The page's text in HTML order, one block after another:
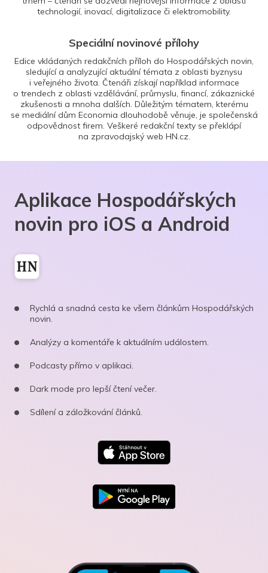
technologií, inovací, digitalizace či elektromobility.
Speciální novinové přílohy
Edice vkládaných redakčních příloh do Hospodářských novin,
sledující a analyzující aktuální témata z oblasti byznysu
i veřejného života. Čtenáři získají například informace
o trendech z oblasti vzdělávání, průmyslu, financí, zákaznické
zkušenosti a mnoha dalších. Důležitým tématem, kterému
se mediální dům Economia dlouhodobě věnuje, je společenská
odpovědnost firem. Veškeré redakční texty se překlápí
na zpravodajský web HN.cz.
Aplikace Hospodářských
novin pro iOS a Android
Rychlá a snadná cesta ke všem článkům Hospodářských
novin.
Analýzy a komentáře k aktuálním událostem.
Podcasty přímo v aplikaci.
Dark mode pro lepší čtení večer.
Sdílení a záložkování článků.